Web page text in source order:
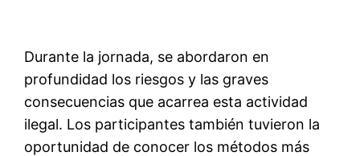
Durante la jornada, se abordaron en
profundidad los riesgos y las graves
consecuencias que acarrea esta actividad
ilegal. Los participantes también tuvieron la
oportunidad de conocer los métodos más